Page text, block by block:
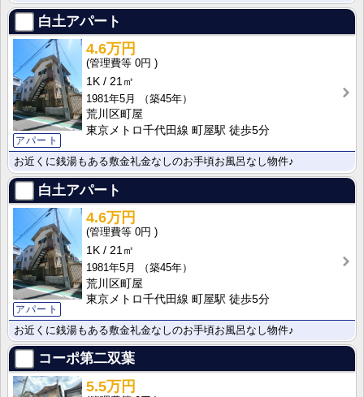
白土アパート
アパート
4.6万円
0円
1K
21㎡
1981年5月
（築45年）
荒川区町屋
東京メトロ千代田線 町屋駅 徒歩5分
お近くに銭湯もある敷金礼金なしのお手頃お風呂なし物件♪
白土アパート
アパート
4.6万円
0円
1K
21㎡
1981年5月
（築45年）
荒川区町屋
東京メトロ千代田線 町屋駅 徒歩5分
お近くに銭湯もある敷金礼金なしのお手頃お風呂なし物件♪
コーポ第二双葉
5.5万円